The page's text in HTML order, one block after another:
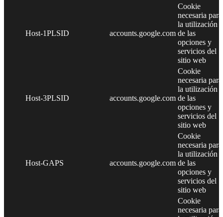
Host-1PLSID accounts.google.com
Cookie
necesaria para
la utilización
de las
opciones y
servicios del
sitio web
Host-3PLSID accounts.google.com
Cookie
necesaria para
la utilización
de las
opciones y
servicios del
sitio web
Host-GAPS accounts.google.com
Cookie
necesaria para
la utilización
de las
opciones y
servicios del
sitio web
Cookie
necesaria para